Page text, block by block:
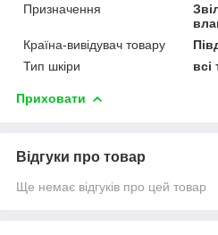
Призначення
Країна-вивідувач товару
Тип шкіри
всі
Приховати
Відгуки про товар
Ще немає відгуків про цей товар